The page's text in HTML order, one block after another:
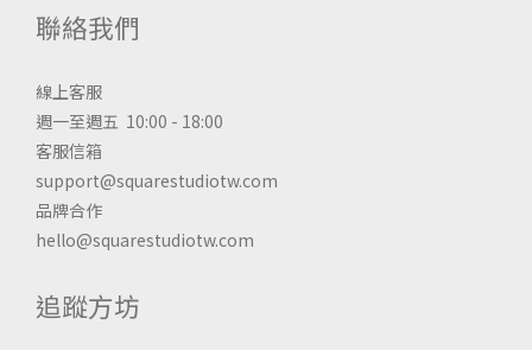
聯絡我們
線上客服
週一至週五 10:00 - 18:00
客服信箱
support@squarestudiotw.com
品牌合作
hello@squarestudiotw.com
追蹤方坊